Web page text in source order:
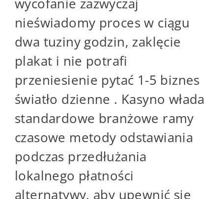
nieświadomy proces w ciągu
dwa tuziny godzin, zaklęcie
plakat i nie potrafi
przeniesienie pytać 1-5 biznes
światło dzienne . Kasyno włada
standardowe branżowe ramy
czasowe metody odstawiania
podczas przedłużania
lokalnego płatności
alternatywy, aby upewnić się